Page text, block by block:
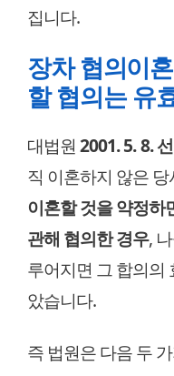
집니다.
장차 협의이
할 협의는 유
대법원2001. 5. 8.
직 이혼하지 않은
이혼할 것을 약정하
관해 협의한 경우,
루어지면 그 합의의
았습니다.
즉 법원은 다음 두